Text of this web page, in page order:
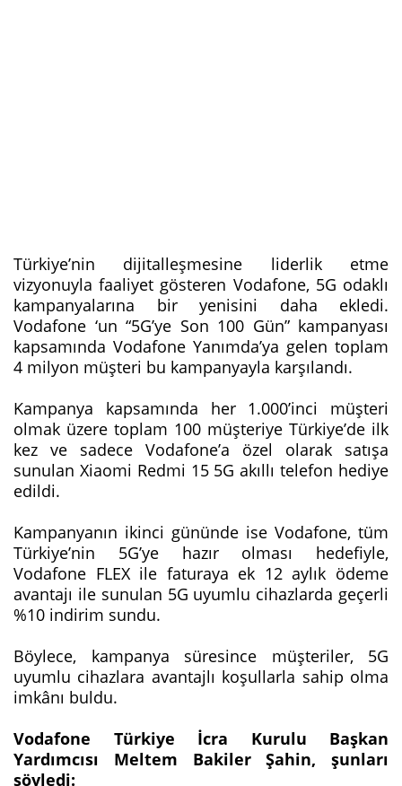
Türkiye’nin dijitalleşmesine liderlik etme
vizyonuyla faaliyet gösteren Vodafone, 5G odaklı
kampanyalarına bir yenisini daha ekledi.
Vodafone ‘un “5G’ye Son 100 Gün” kampanyası
kapsamında Vodafone Yanımda’ya gelen toplam
4 milyon müşteri bu kampanyayla karşılandı.
Kampanya kapsamında her 1.000’inci müşteri
olmak üzere toplam 100 müşteriye Türkiye’de ilk
kez ve sadece Vodafone’a özel olarak satışa
sunulan Xiaomi Redmi 15 5G akıllı telefon hediye
edildi.
Kampanyanın ikinci gününde ise Vodafone, tüm
Türkiye’nin 5G’ye hazır olması hedefiyle,
Vodafone FLEX ile faturaya ek 12 aylık ödeme
avantajı ile sunulan 5G uyumlu cihazlarda geçerli
%10 indirim sundu.
Böylece, kampanya süresince müşteriler, 5G
uyumlu cihazlara avantajlı koşullarla sahip olma
imkânı buldu.
Vodafone Türkiye İcra Kurulu Başkan
Yardımcısı Meltem Bakiler Şahin, şunları
söyledi: